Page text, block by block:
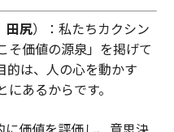
田尻）：私たちカクシン
そ価値の源泉」を掲げて
的は、人の心を動かす
にあるからです。